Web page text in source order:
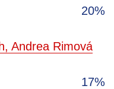
20%
Andrea Rimová
17%